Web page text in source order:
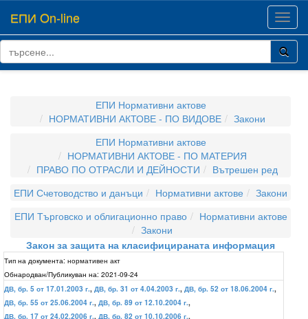
ЕПИ On-line
ЕПИ Нормативни актове
НОРМАТИВНИ АКТОВЕ - ПО ВИДОВЕ
Закони
ЕПИ Нормативни актове
НОРМАТИВНИ АКТОВЕ - ПО МАТЕРИЯ
ПРАВО ПО ОТРАСЛИ И ДЕЙНОСТИ
Вътрешен ред
ЕПИ Счетоводство и данъци
Нормативни актове
Закони
ЕПИ Търговско и облигационно право
Нормативни актове
Закони
Закон за защита на класифицираната информация
Тип на документа: нормативен акт
Обнародван/Публикуван на: 2021-09-24
ДВ, бр. 5 от 17.01.2003 г., ДВ, бр. 31 от 4.04.2003 г., ДВ, бр. 52 от 18.06.2004 г.,
ДВ, бр. 55 от 25.06.2004 г., ДВ, бр. 89 от 12.10.2004 г.,
ДВ, бр. 17 от 24.02.2006 г., ДВ, бр. 82 от 10.10.2006 г.,